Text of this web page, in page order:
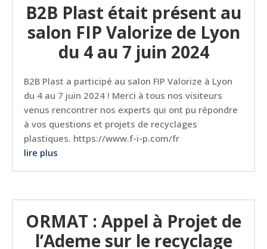
B2B Plast était présent au
salon FIP Valorize de Lyon
du 4 au 7 juin 2024
B2B Plast a participé au salon FIP Valorize à Lyon
du 4 au 7 juin 2024 ! Merci à tous nos visiteurs
venus rencontrer nos experts qui ont pu répondre
à vos questions et projets de recyclages
plastiques. https://www.f-i-p.com/fr
lire plus
ORMAT : Appel à Projet de
l’Ademe sur le recyclage